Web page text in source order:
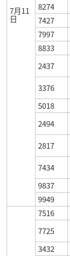
7月11
日
8274
7427
7997
8833
2437
3376
5018
2494
2817
7434
9837
9949
7516
7725
3432